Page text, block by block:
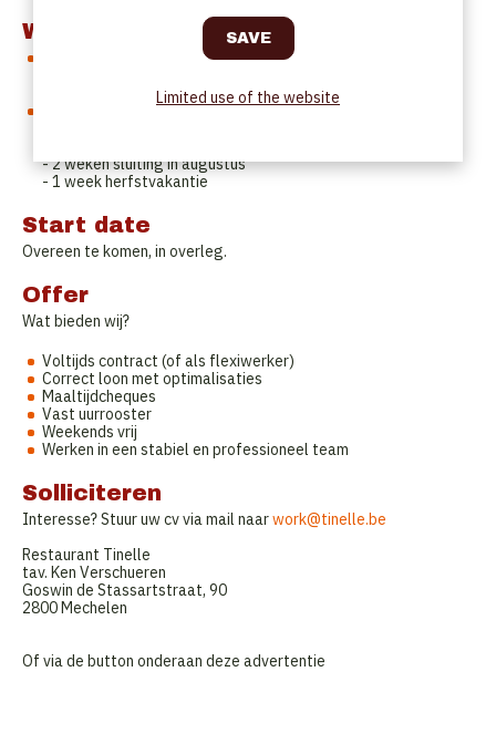
Work Schedule
- Service van maandag tot vrijdag
- Vast uurrooster in overleg
Vakantieperiodes
- 2 weken sluiting in augustus
- 1 week herfstvakantie
Start date
Overeen te komen, in overleg.
Offer
Wat bieden wij?
Voltijds contract (of als flexiwerker)
Correct loon met optimalisaties
Maaltijdcheques
Vast uurrooster
Weekends vrij
Werken in een stabiel en professioneel team
Solliciteren
Interesse? Stuur uw cv via mail naarwork@tinelle.be
Restaurant Tinelle
tav. Ken Verschueren
Goswin de Stassartstraat, 90
2800 Mechelen
Of via de button onderaan deze advertentie
Limited use of the website